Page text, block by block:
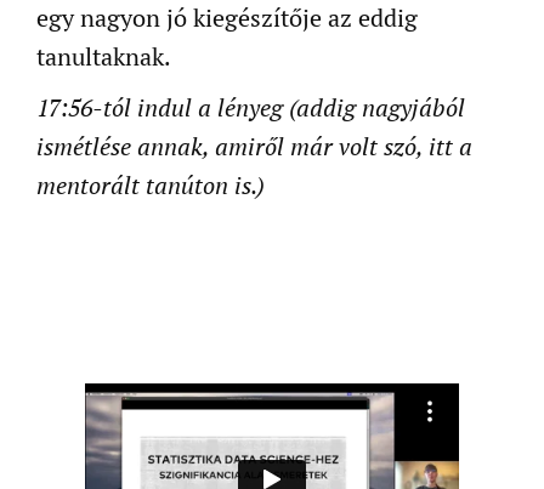
egy nagyon jó kiegészítője az eddig
tanultaknak.
17:56-tól indul a lényeg (addig nagyjából
ismétlése annak, amiről már volt szó, itt a
mentorált tanúton is.)